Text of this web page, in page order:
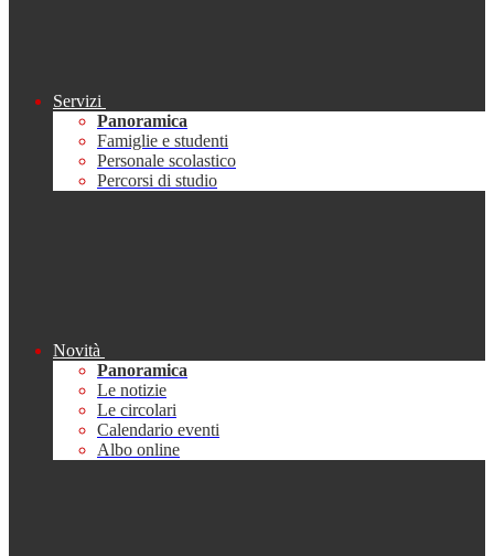
Servizi
Panoramica
Famiglie e studenti
Personale scolastico
Percorsi di studio
Novità
Panoramica
Le notizie
Le circolari
Calendario eventi
Albo online